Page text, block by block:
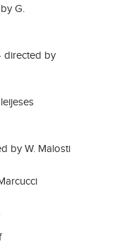
G.
directed by
by W. Malosti